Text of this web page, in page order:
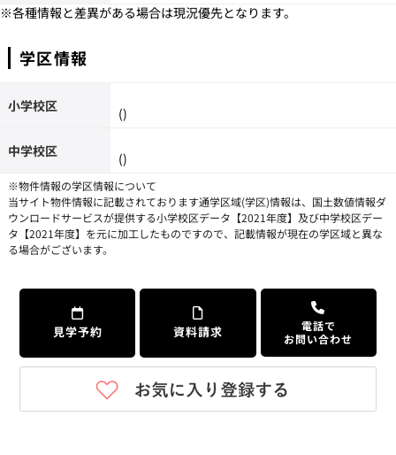
※各種情報と差異がある場合は現況優先となります。
学区情報
小学校区 ()
中学校区 ()
※物件情報の学区情報について
当サイト物件情報に記載されております通学区域(学区)情報は、国土数値情報ダ
ウンロードサービスが提供する小学校区データ【2021年度】及び中学校区デー
タ【2021年度】を元に加工したものですので、記載情報が現在の学区域と異な
る場合がございます。
見学予約 資料請求
電話で
お問い合わせ